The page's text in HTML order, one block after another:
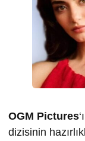
OGM Pictures
dizisinin